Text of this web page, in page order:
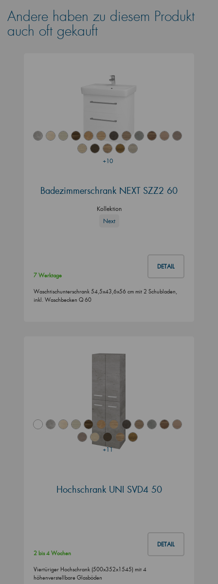
Andere haben zu diesem Produkt
auch oft gekauft
+10
Badezimmerschrank NEXT SZZ2 60
Kollektion
Next
DETAIL
7 Werktage
Waschtischunterschrank 54,5x43,6x56 cm mit 2 Schubladen,
inkl. Waschbecken Q 60
+11
Hochschrank UNI SVD4 50
DETAIL
2 bis 4 Wochen
Viertüriger Hochschrank (500x352x1545) mit 4
höhenverstellbare Glasböden